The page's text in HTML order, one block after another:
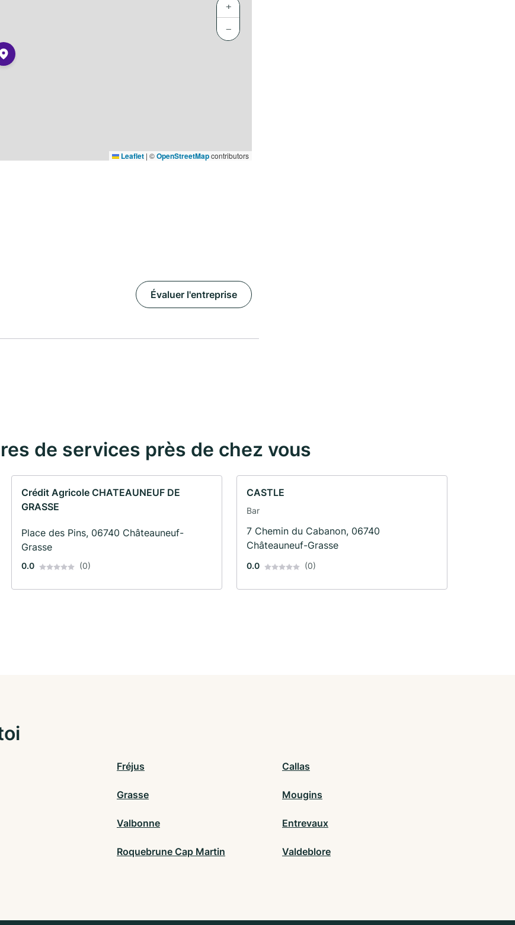
+
−
Leaflet | ©OpenStreetMapcontributors
Évaluer l'entreprise
de services près de chez vous
Crédit Agricole CHATEAUNEUF DE
GRASSE
Place des Pins, 06740 Châteauneuf-
Grasse
0.0 (0)
CASTLE
Bar
7 Chemin du Cabanon, 06740
Châteauneuf-Grasse
0.0 (0)
Fréjus Callas
Grasse Mougins
Valbonne Entrevaux
Roquebrune Cap Martin Valdeblore